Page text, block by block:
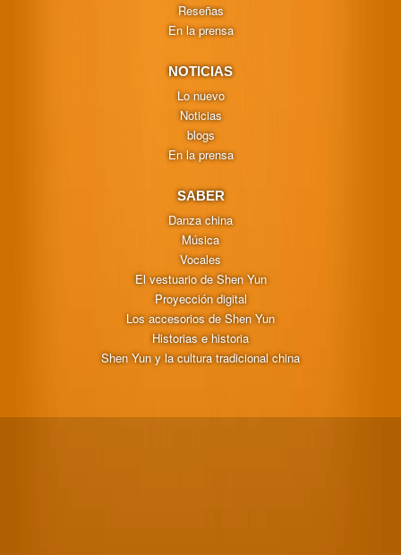
Reseñas
En la prensa
NOTICIAS
Lo nuevo
Noticias
blogs
En la prensa
SABER
Danza china
Música
Vocales
El vestuario de Shen Yun
Proyección digital
Los accesorios de Shen Yun
Historias e historia
Shen Yun y la cultura tradicional china